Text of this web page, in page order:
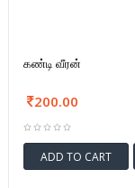
கண்டி வீரன்
200.00
ADD TO CART